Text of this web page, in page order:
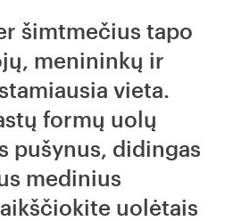
šimtmečius tapo
menininkų ir
vieta.
formų uolų
pušynus, didingas
medinius
uolėtais